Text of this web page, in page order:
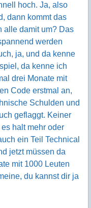
hoch. Ja, also
dann kommt das
alle damit um? Das
werden
ja, und da kenne
da kenne ich
drei Monate mit
Code erstmal an,
Schulden und
geflaggt. Keiner
halt mehr oder
ein Teil Technical
jetzt müssen da
mit 1000 Leuten
du kannst dir ja